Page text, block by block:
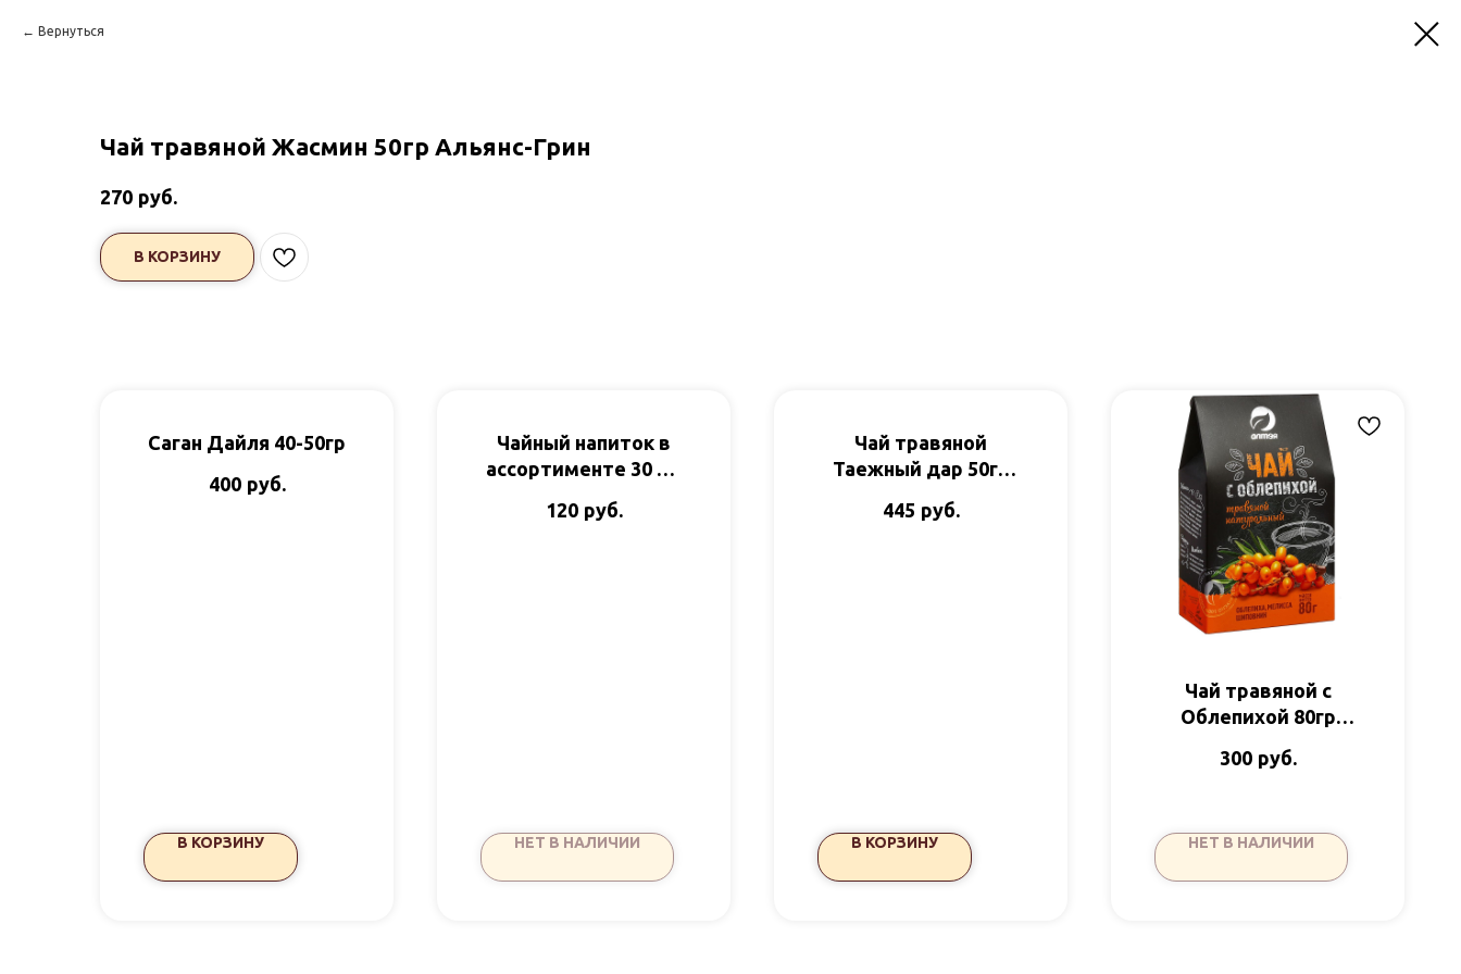
Вернуться
Чай травяной Жасмин 50гр Альянс-Грин
270 руб.
В КОРЗИНУ
Саган Дайля 40-50гр
400 руб.
В КОРЗИНУ
Чайный напиток в
ассортименте 30 ф/
главном
120 руб.
НЕТ В НАЛИЧИИ
Чай травяной
Таежный дар 50гр
445 руб.
В КОРЗИНУ
Чай травяной с
Облепихой 80гр
300 руб.
НЕТ В НАЛИЧИИ